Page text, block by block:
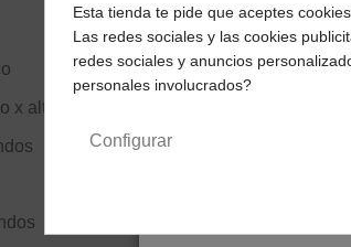
x alto
Selecciona tu
Esta tienda te pide que aceptes
Las redes sociales y las cookies
redes sociales y anuncios
personales involucrados?
Configurar